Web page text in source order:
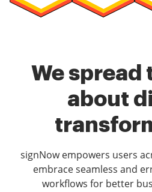
We spread
about
signNow empowers users
embrace seamless and
workflows for better